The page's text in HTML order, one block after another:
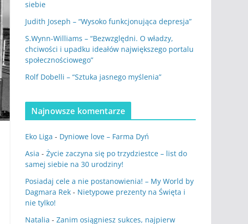
siebie
Judith Joseph – “Wysoko funkcjonująca depresja”
S.Wynn-Williams – “Bezwzględni. O władzy,
chciwości i upadku ideałów największego portalu
społecznościowego”
Rolf Dobelli – “Sztuka jasnego myślenia”
Najnowsze komentarze
Eko Liga - Dyniowe love – Farma Dyń
Asia - Życie zaczyna się po trzydziestce – list do
samej siebie na 30 urodziny!
Posiadaj cele a nie postanowienia! – My World by
Dagmara Rek - Nietypowe prezenty na Święta i
nie tylko!
Natalia - Zanim osiągniesz sukces, najpierw